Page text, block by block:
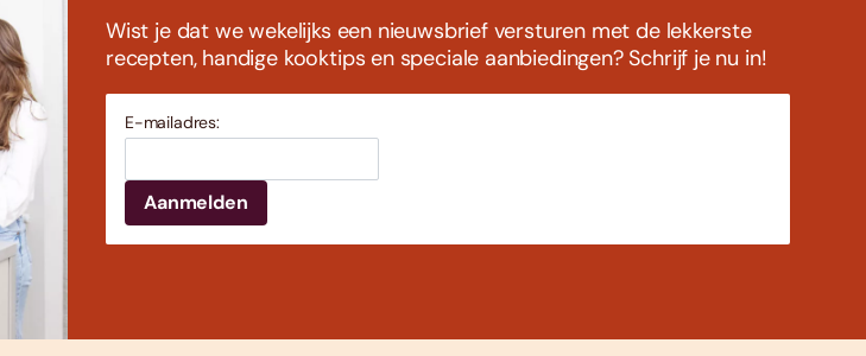
Wist je dat we wekelijks een nieuwsbrief versturen met de lekkerste
recepten, handige kooktips en speciale aanbiedingen? Schrijf je nu in!
E-mailadres: